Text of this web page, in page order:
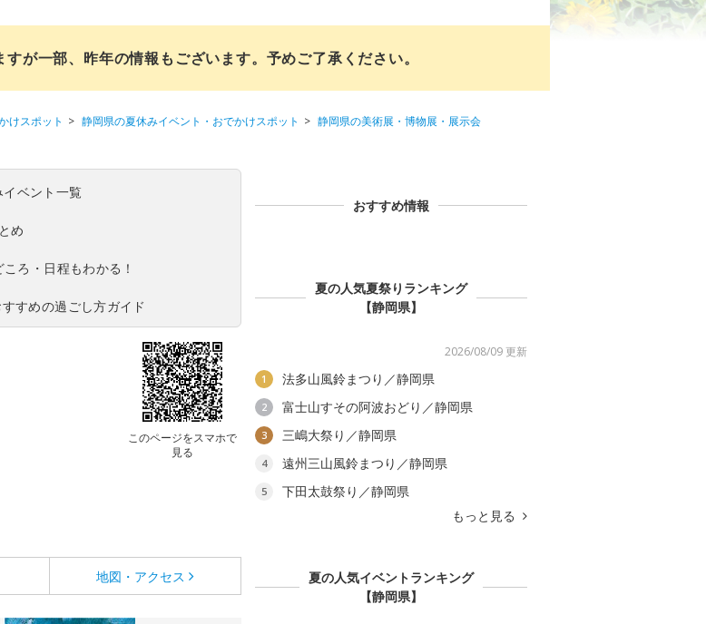
が一部、昨年の情報もございます。予めご了承ください。
けスポット 静岡県の夏休みイベント・おでかけスポット
静岡県の美術展・博物展・展示会
ベント一覧
め
ろ・日程もわかる！
すめの過ごし方ガイド
このページをスマホで
見る
地図・アクセス
おすすめ情報
夏の人気夏祭りランキング
【静岡県】
2026/08/09 更新
1 法多山風鈴まつり／静岡県
2 富士山すその阿波おどり／静岡県
3 三嶋大祭り／静岡県
4 遠州三山風鈴まつり／静岡県
5
下田太鼓祭り／静岡県
もっと見る
夏の人気イベントランキング
【静岡県】